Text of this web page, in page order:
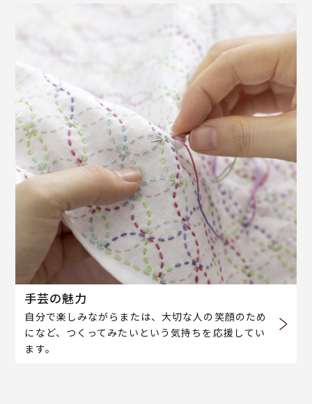
手芸の魅力
自分で楽しみながらまたは、大切な人の笑顔のため
になど、つくってみたいという気持ちを応援してい
ます。